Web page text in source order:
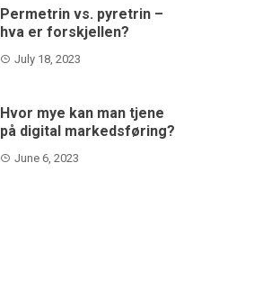
Permetrin vs. pyretrin –
hva er forskjellen?
July 18, 2023
Hvor mye kan man tjene
på digital markedsføring?
June 6, 2023